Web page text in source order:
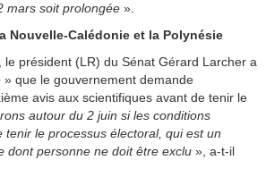
mars soit prolongée ».
Nouvelle-Calédonie et la Polynésie
président (LR) du Sénat Gérard Larcher a
» que le gouvernement demande
avis aux scientifiques avant de tenir le
autour du 2 juin si les conditions
tenir le processus électoral, qui est un
dont personne ne doit être exclu », a-t-il